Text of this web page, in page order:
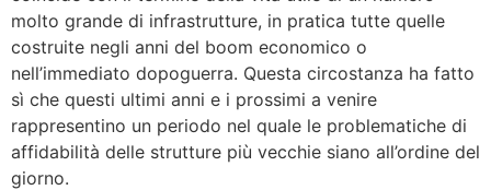
molto grande di infrastrutture, in pratica tutte quelle
costruite negli anni del boom economico o
nell’immediato dopoguerra. Questa circostanza ha fatto
sì che questi ultimi anni e i prossimi a venire
rappresentino un periodo nel quale le problematiche di
affidabilità delle strutture più vecchie siano all’ordine del
giorno.